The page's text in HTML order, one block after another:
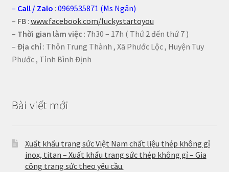
– Call / Zalo : 0969535871 (Ms Ngân)
– FB: www.facebook.com/luckystartoyou
– Thời gian làm việc : 7h30 – 17h ( Thứ 2 đến thứ 7 )
– Địa chỉ: Thôn Trung Thành , Xã Phước Lộc , Huyện Tuy
Phước , Tỉnh Bình Định
Bài viết mới
Xuất khẩu trang sức Việt Nam chất liệu thép không gỉ
inox, titan – Xuất khẩu trang sức thép không gỉ – Gia
công trang sức theo yêu cầu.